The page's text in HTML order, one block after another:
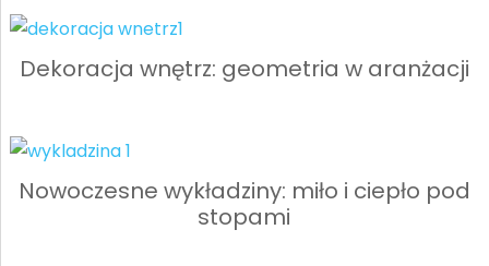
Dekoracja wnętrz: geometria w aranżacji
Nowoczesne wykładziny: miło i ciepło pod
stopami